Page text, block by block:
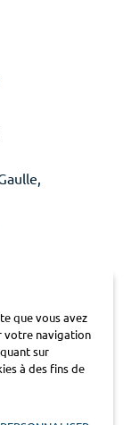
que vous avez
votre navigation
sur
à des fins de